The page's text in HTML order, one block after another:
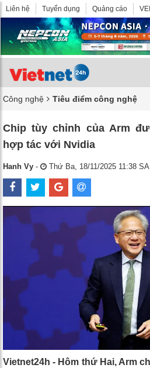
Liên hệ Tuyển dụng Quảng cáo
Công nghệ Tiêu điểm công nghệ
Chip tùy chỉnh của Arm
hợp tác với Nvidia
Hanh Vy - Thứ Ba, 18/11/2025 11:38 SA
Vietnet24h - Hôm thứ Hai, Arm